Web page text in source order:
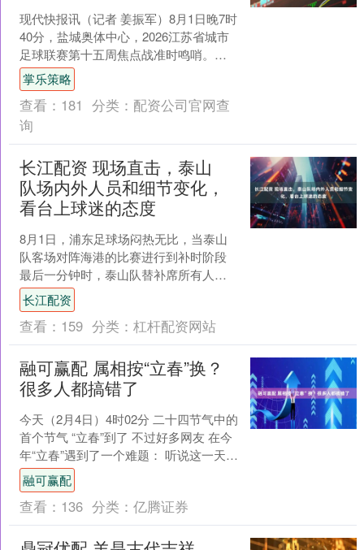
现代快报讯（记者 姜振军）8月1日晚7时
40分，盐城奥体中心，2026江苏省城市
足球联赛第十五周焦点战准时鸣哨。经
过90分钟激战，盐城队主场0比2不敌南
京队。现....
掌乐策略
查看： 181 分类： 配资公司官网查
询
长江配资 现场直击，泰山
队场内外人员和细节变化，
看台上球迷的态度
8月1日，浦东足球场闷热无比，当泰山
队客场对阵海港的比赛进行到补时阶段
最后一分钟时，泰山队替补席所有人都
站了起来。随着海港最后一次角球传中
被破坏，10人作战的泰....
长江配资
查看： 159 分类： 杠杆配资网站
融可赢配 属相按“立春”换？
很多人都搞错了
今天（2月4日）4时02分 二十四节气中的
首个节气 “立春”到了 不过好多网友 在今
年“立春”遇到了一个难题： 听说这一天开
始就算马年了？ 属相到底 按“春节”....
融可赢配
查看： 136 分类： 亿腾证券